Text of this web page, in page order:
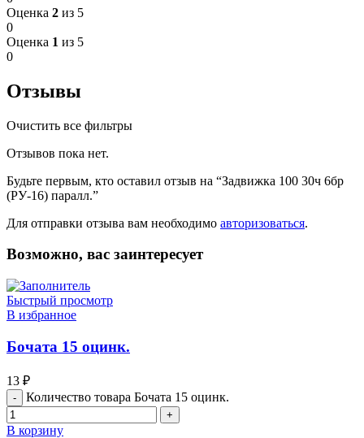
Оценка 2 из 5
0
Оценка 1 из 5
0
Отзывы
Очистить все фильтры
Отзывов пока нет.
Будьте первым, кто оставил отзыв на “Задвижка 100 30ч 6бр
(РУ-16) паралл.”
Для отправки отзыва вам необходимо авторизоваться.
Возможно, вас заинтересует
Быстрый просмотр
В избранное
Бочата 15 оцинк.
13 ₽
Количество товара Бочата 15 оцинк.
В корзину